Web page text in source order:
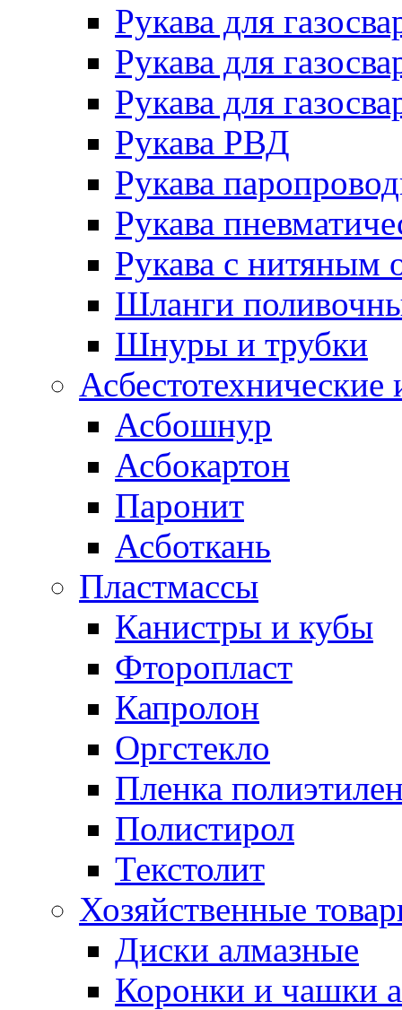
Рукава для
Рукава для
Рукава для
Рукава РВД
Рукава
Рукава
Рукава с нитяным
Шланги
Шнуры и трубки
Асбестотехнические
Асбошнур
Асбокартон
Паронит
Асботкань
Пластмассы
Канистры и кубы
Фторопласт
Капролон
Оргстекло
Пленка
Полистирол
Текстолит
Хозяйственные
Диски алмазные
Коронки и чашки